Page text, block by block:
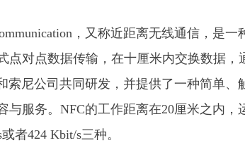
，又称近距离无线通信，是
对点数据传输，在十厘米内交换数据，
索尼公司共同研发，并提供了一种简单、
与服务。NFC的工作距离在20厘米之内，
者424 Kbit/s三种。